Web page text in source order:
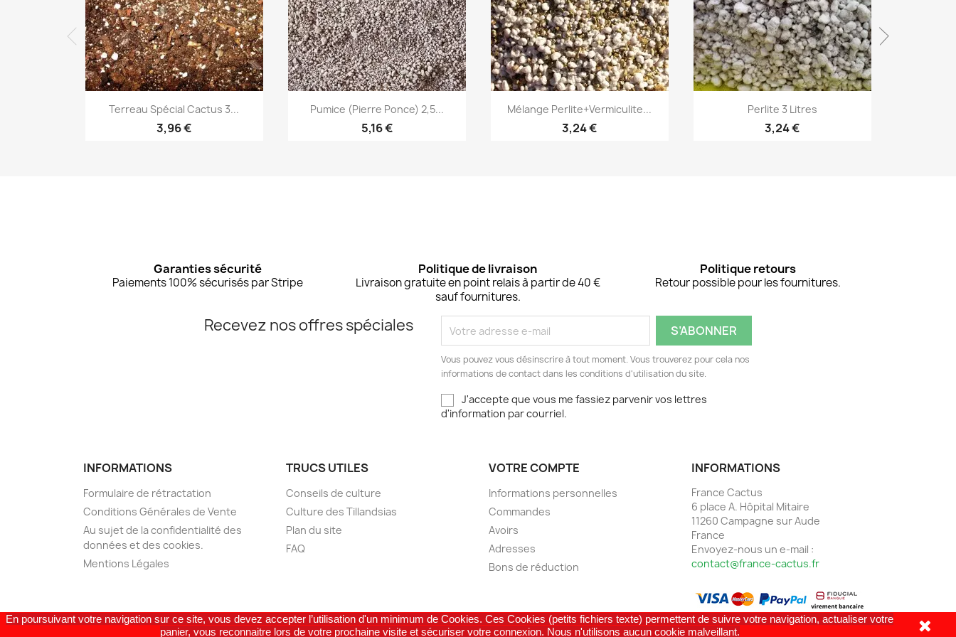
En poursuivant votre navigation sur ce site, vous devez accepter l’utilisation d'un minimum de Cookies. Ces Cookies (petits fichiers texte) permettent de suivre votre navigation, actualiser votre
panier, vous reconnaitre lors de votre prochaine visite et sécuriser votre connexion. Nous n'utilisons aucun cookie malveillant.
Aperçu rapide
Terreau Spécial Cactus 3...
3,96 €
 Aperçu rapide
Pumice (Pierre Ponce) 2,5...
5,16 €
Aperçu rapide
Mélange Perlite+Vermiculite...
3,24 €
Aperçu rapide
Perlite 3 Litres
3,24 €
Garanties sécurité
Paiements 100% sécurisés par Stripe
Politique de livraison
Livraison gratuite en point relais à partir de 40 €
sauf fournitures.
Politique retours
Retour possible pour les fournitures.
Recevez nos offres spéciales
Vous pouvez vous désinscrire à tout moment. Vous trouverez pour cela nos
informations de contact dans les conditions d'utilisation du site.
J'accepte que vous me fassiez parvenir vos lettres
d'information par courriel.
INFORMATIONS
Formulaire de rétractation
Conditions Générales de Vente
Au sujet de la confidentialité des
données et des cookies.
Mentions Légales
TRUCS UTILES
Conseils de culture
Culture des Tillandsias
Plan du site
FAQ
VOTRE COMPTE
Informations personnelles
Commandes
Avoirs
Adresses
Bons de réduction
INFORMATIONS
France Cactus
6 place A. Hôpital Mitaire
11260 Campagne sur Aude
France
Envoyez-nous un e-mail :
contact@france-cactus.fr
© 2026 - Boutique en ligne créée par France Cactus.